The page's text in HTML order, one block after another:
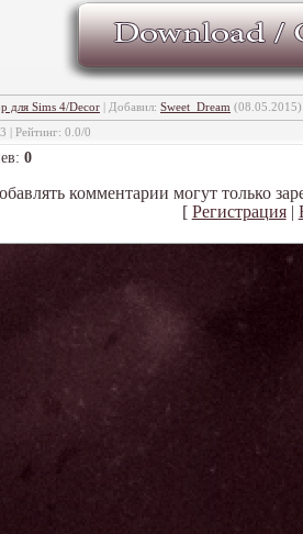
для Sims 4/Decor Добавил: Sweet_Dream (08.05.2015)
Рейтинг: 0.0/0
: 0
комментарии могут только
[ Регистрация|